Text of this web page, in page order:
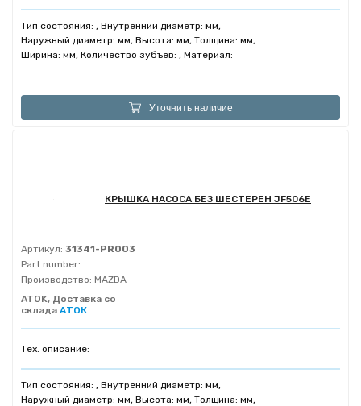
Тип состояния: , Внутренний диаметр: мм,
Наружный диаметр: мм, Высота: мм, Толщина: мм,
Ширина: мм, Количество зубъев: , Материал:
Уточнить наличие
КРЫШКА НАСОСА БЕЗ ШЕСТЕРЕН JF506E
Артикул: 31341-PR003
Part number:
Производство: MAZDA
ATOK, Доставка со
склада АТОК
Тех. описание:
Тип состояния: , Внутренний диаметр: мм,
Наружный диаметр: мм, Высота: мм, Толщина: мм,